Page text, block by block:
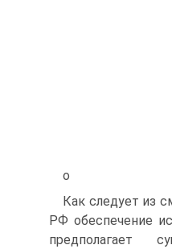
о
Как следует из
РФ обеспечение
предполагает